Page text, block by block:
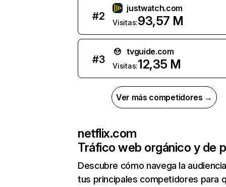
#2
justwatch.com
Visitas:93,57 M
#3
tvguide.com
Visitas:12,35 M
Ver más competidores →
netflix.com
Tráfico web orgánico y de
Descubre cómo navega la
tus principales competidores para